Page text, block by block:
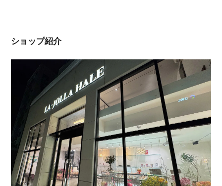
ショップ紹介